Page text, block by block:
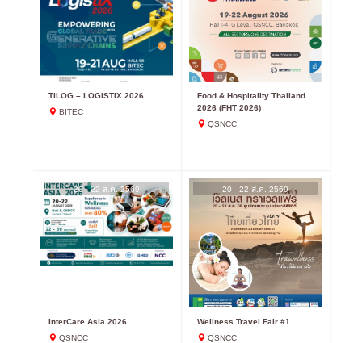
TILOG – LOGISTIX 2026
BITEC
Food & Hospitality Thailand
2026 (FHT 2026)
QSNCC
20 - 22 ส.ค. 2569
InterCare Asia 2026
QSNCC
20 - 22 ส.ค. 2569
Wellness Travel Fair #1
QSNCC